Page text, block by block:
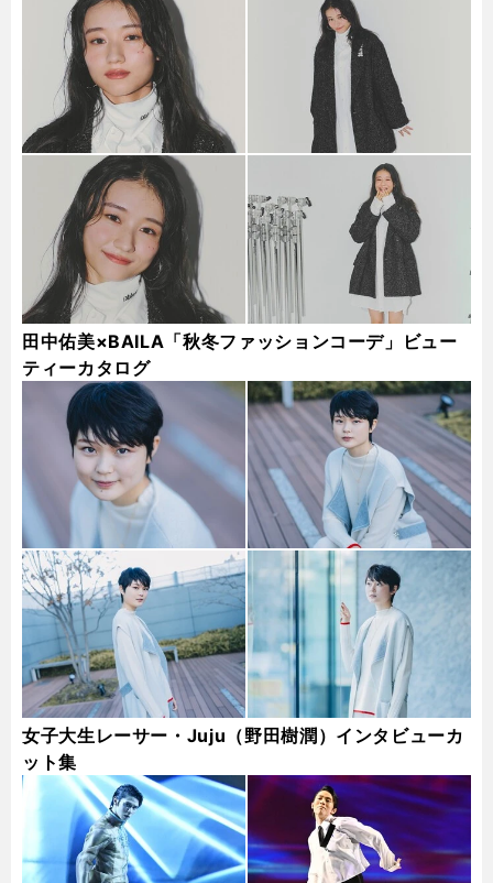
田中佑美×BAILA「秋冬ファッションコーデ」ビュー
ティーカタログ
女子大生レーサー・Juju（野田樹潤）インタビューカ
ット集